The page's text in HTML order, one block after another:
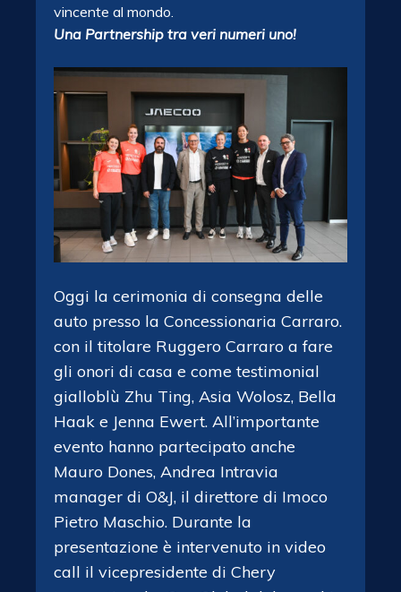
vincente al mondo.
Una Partnership tra veri numeri uno!
Oggi la cerimonia di consegna delle
auto presso la Concessionaria Carraro.
con il titolare Ruggero Carraro a fare
gli onori di casa e come testimonial
gialloblù Zhu Ting, Asia Wolosz, Bella
Haak e Jenna Ewert. All’importante
evento hanno partecipato anche
Mauro Dones, Andrea Intravia
manager di O&J, il direttore di Imoco
Pietro Maschio. Durante la
presentazione è intervenuto in video
call il vicepresidente di Chery